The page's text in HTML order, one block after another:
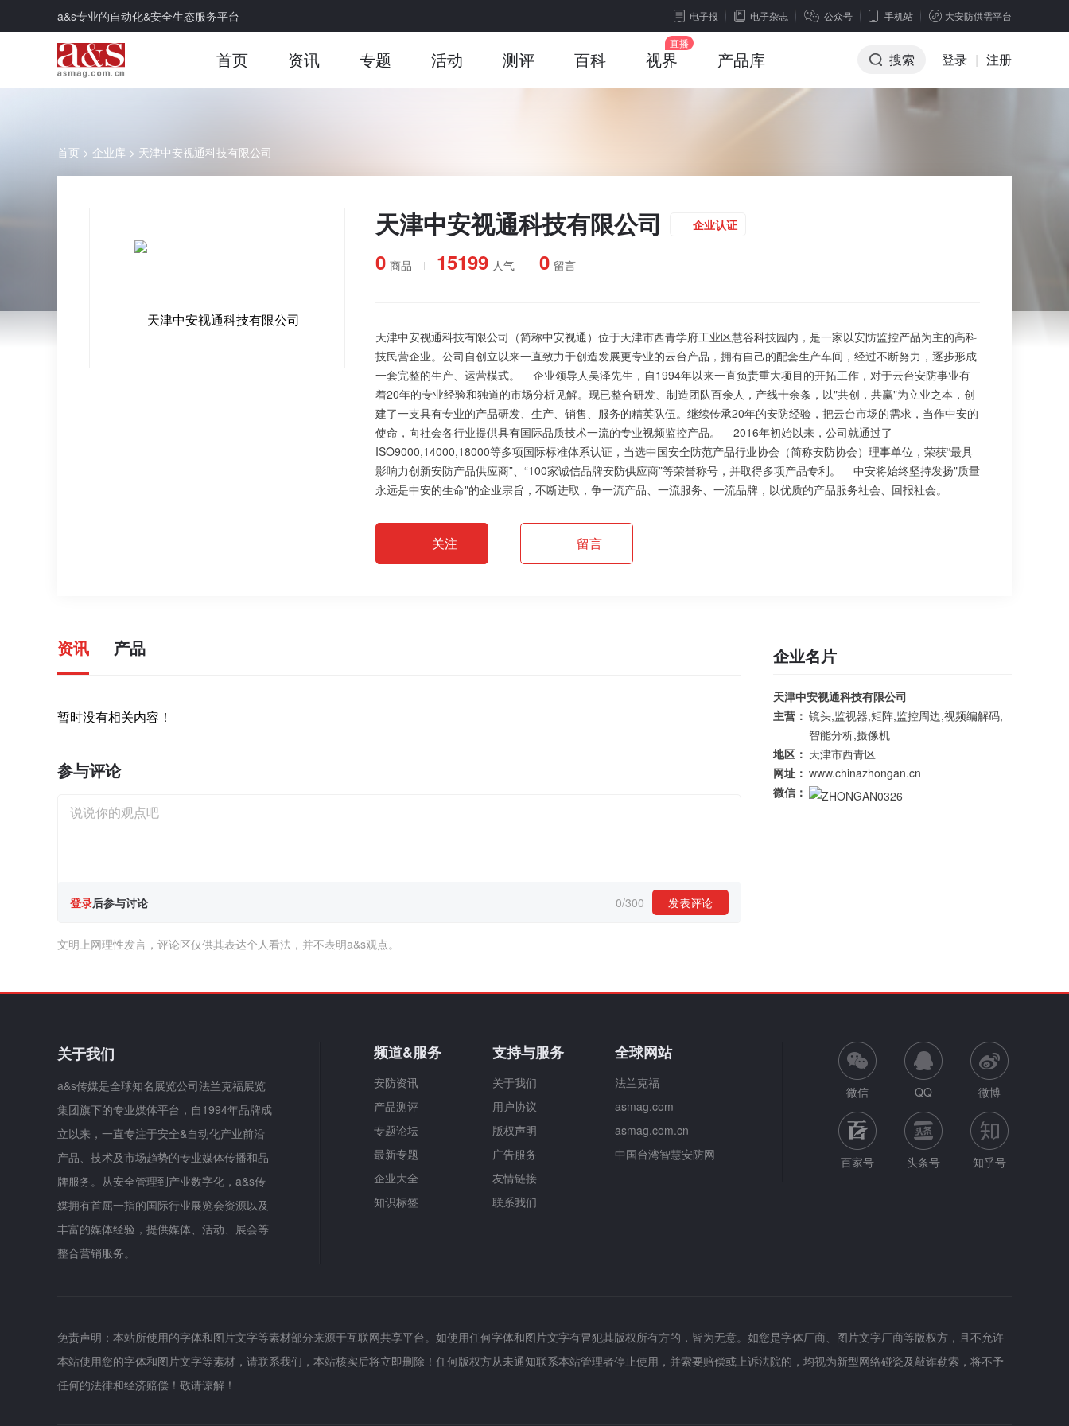
a&s专业的自动化&安全生态服务平台 电子报 电子杂志 公众号 手机站 大安防供需平台
首页 资讯 专题 活动 测评 百科 视界 产品库 搜索 登录 | 注册
首页 > 企业库 > 天津中安视通科技有限公司
天津中安视通科技有限公司 企业认证
0 商品 15199 人气 0 留言
天津中安视通科技有限公司（简称中安视通）位于天津市西青学府工业区慧谷科技园内，是一家以安防监控产品为主的高科
技民营企业。公司自创立以来一直致力于创造发展更专业的云台产品，拥有自己的配套生产车间，经过不断努力，逐步形成
一套完整的生产、运营模式。 企业领导人吴泽先生，自1994年以来一直负责重大项目的开拓工作，对于云台安防事业有
着20年的专业经验和独道的市场分析见解。现已整合研发、制造团队百余人，产线十余条，以"共创，共赢"为立业之本，创
建了一支具有专业的产品研发、生产、销售、服务的精英队伍。继续传承20年的安防经验，把云台市场的需求，当作中安的
使命，向社会各行业提供具有国际品质技术一流的专业视频监控产品。 2016年初始以来，公司就通过了
ISO9000,14000,18000等多项国际标准体系认证，当选中国安全防范产品行业协会（简称安防协会）理事单位，荣获“最具
影响力创新安防产品供应商”、“100家诚信品牌安防供应商”等荣誉称号，并取得多项产品专利。 中安将始终坚持发扬"质量
永远是中安的生命"的企业宗旨，不断进取，争一流产品、一流服务、一流品牌，以优质的产品服务社会、回报社会。
关注 留言
资讯 产品
暂时没有相关内容！
参与评论
登录后参与讨论 0/300 发表评论
文明上网理性发言，评论区仅供其表达个人看法，并不表明a&s观点。
企业名片
天津中安视通科技有限公司
主营： 镜头,监视器,矩阵,监控周边,视频编解码,
智能分析,摄像机
地区： 天津市西青区
网址： www.chinazhongan.cn
微信：
关于我们
a&s传媒是全球知名展览公司法兰克福展览
集团旗下的专业媒体平台，自1994年品牌成
立以来，一直专注于安全&自动化产业前沿
产品、技术及市场趋势的专业媒体传播和品
牌服务。从安全管理到产业数字化，a&s传
媒拥有首屈一指的国际行业展览会资源以及
丰富的媒体经验，提供媒体、活动、展会等
整合营销服务。
频道&服务
安防资讯
产品测评
专题论坛
最新专题
企业大全
知识标签
支持与服务
关于我们
用户协议
版权声明
广告服务
友情链接
联系我们
全球网站
法兰克福
asmag.com
asmag.com.cn
中国台湾智慧安防网
微信 QQ 微博
百家号 头条号 知乎号
免责声明：本站所使用的字体和图片文字等素材部分来源于互联网共享平台。如使用任何字体和图片文字有冒犯其版权所有方的，皆为无意。如您是字体厂商、图片文字厂商等版权方，且不允许
本站使用您的字体和图片文字等素材，请联系我们，本站核实后将立即删除！任何版权方从未通知联系本站管理者停止使用，并索要赔偿或上诉法院的，均视为新型网络碰瓷及敲诈勒索，将不予
任何的法律和经济赔偿！敬请谅解！